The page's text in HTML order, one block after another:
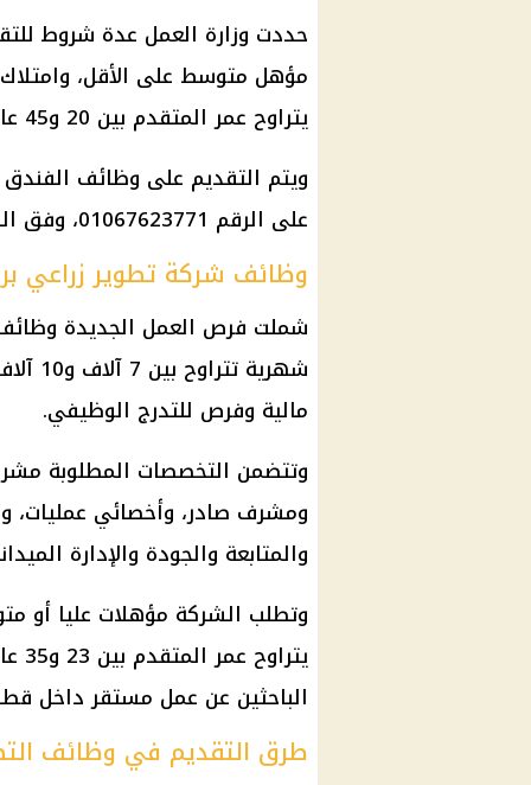
حددت وزارة العمل عدة شروط
مؤهل متوسط على الأقل،
يتراوح عمر المتقدم بين 20 و45 عامًا.
ويتم التقديم على وظائف
على الرقم 01067623771، وفق البيانات المعلنة ضمن فرص التشغيل المتاحة.
وظائف شركة تطوير زراعي برواتب
شملت فرص العمل الجديدة
شهرية تتراوح بين 7 آلاف و10 آلاف جنيه، مع توفير
مالية وفرص للتدرج الوظيفي.
وتتضمن التخصصات المطلوبة
ومشرف صادر، وأخصائي
والمتابعة والجودة والإدارة
وتطلب الشركة مؤهلات عليا أو
الباحثين عن عمل مستقر داخل
طرق التقديم في وظائف